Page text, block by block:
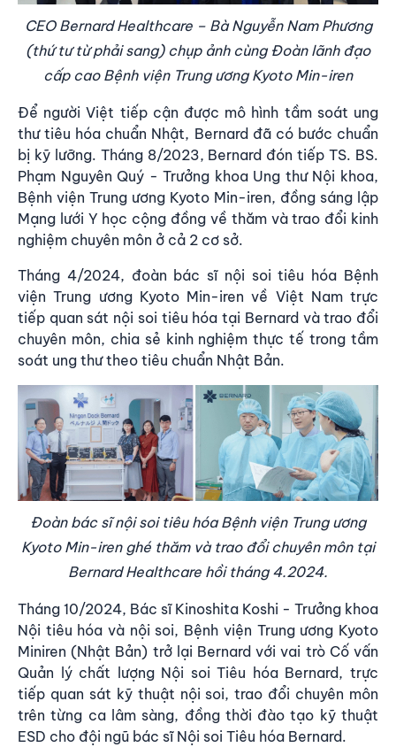
CEO Bernard Healthcare – Bà Nguyễn Nam Phương
(thứ tư từ phải sang) chụp ảnh cùng Đoàn lãnh đạo
cấp cao Bệnh viện Trung ương Kyoto Min-iren
Để người Việt tiếp cận được mô hình tầm soát ung
thư tiêu hóa chuẩn Nhật, Bernard đã có bước chuẩn
bị kỹ lưỡng. Tháng 8/2023, Bernard đón tiếp TS. BS.
Phạm Nguyên Quý - Trưởng khoa Ung thư Nội khoa,
Bệnh viện Trung ương Kyoto Min-iren, đồng sáng lập
Mạng lưới Y học cộng đồng về thăm và trao đổi kinh
nghiệm chuyên môn ở cả 2 cơ sở.
Tháng 4/2024, đoàn bác sĩ nội soi tiêu hóa Bệnh
viện Trung ương Kyoto Min-iren về Việt Nam trực
tiếp quan sát nội soi tiêu hóa tại Bernard và trao đổi
chuyên môn, chia sẻ kinh nghiệm thực tế trong tầm
soát ung thư theo tiêu chuẩn Nhật Bản.
Đoàn bác sĩ nội soi tiêu hóa Bệnh viện Trung ương
Kyoto Min-iren ghé thăm và trao đổi chuyên môn tại
Bernard Healthcare hồi tháng 4.2024.
Tháng 10/2024, Bác sĩ Kinoshita Koshi - Trưởng khoa
Nội tiêu hóa và nội soi, Bệnh viện Trung ương Kyoto
Miniren (Nhật Bản) trở lại Bernard với vai trò Cố vấn
Quản lý chất lượng Nội soi Tiêu hóa Bernard, trực
tiếp quan sát kỹ thuật nội soi, trao đổi chuyên môn
trên từng ca lâm sàng, đồng thời đào tạo kỹ thuật
ESD cho đội ngũ bác sĩ Nội soi Tiêu hóa Bernard.